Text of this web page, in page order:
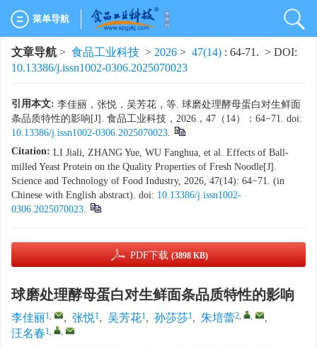
菜单导航
文章导航 > 食品工业科技 > 2026 > 47(14) : 64-71. > DOI:
10.13386/j.issn1002-0306.2025070023
引用本文: 李佳丽，张悦，吴芳花，等. 球磨处理酵母蛋白对生鲜面
条品质特性的影响[J]. 食品工业科技，2026，47（14）：64−71. doi:
10.13386/j.issn1002-0306.2025070023.
Citation: LI Jiali, ZHANG Yue, WU Fanghua, et al. Effects of Ball-
milled Yeast Protein on the Quality Properties of Fresh Noodle[J].
Science and Technology of Food Industry, 2026, 47(14): 64−71. (in
Chinese with English abstract). doi: 10.13386/j.issn1002-
0306.2025070023.
PDF下载 (3898 KB)
球磨处理酵母蛋白对生鲜面条品质特性的影响
李佳丽1, , 张悦1, 吴芳花1, 孙莎莎1, 朱培蕾2, ,
,
汪名春1, ,